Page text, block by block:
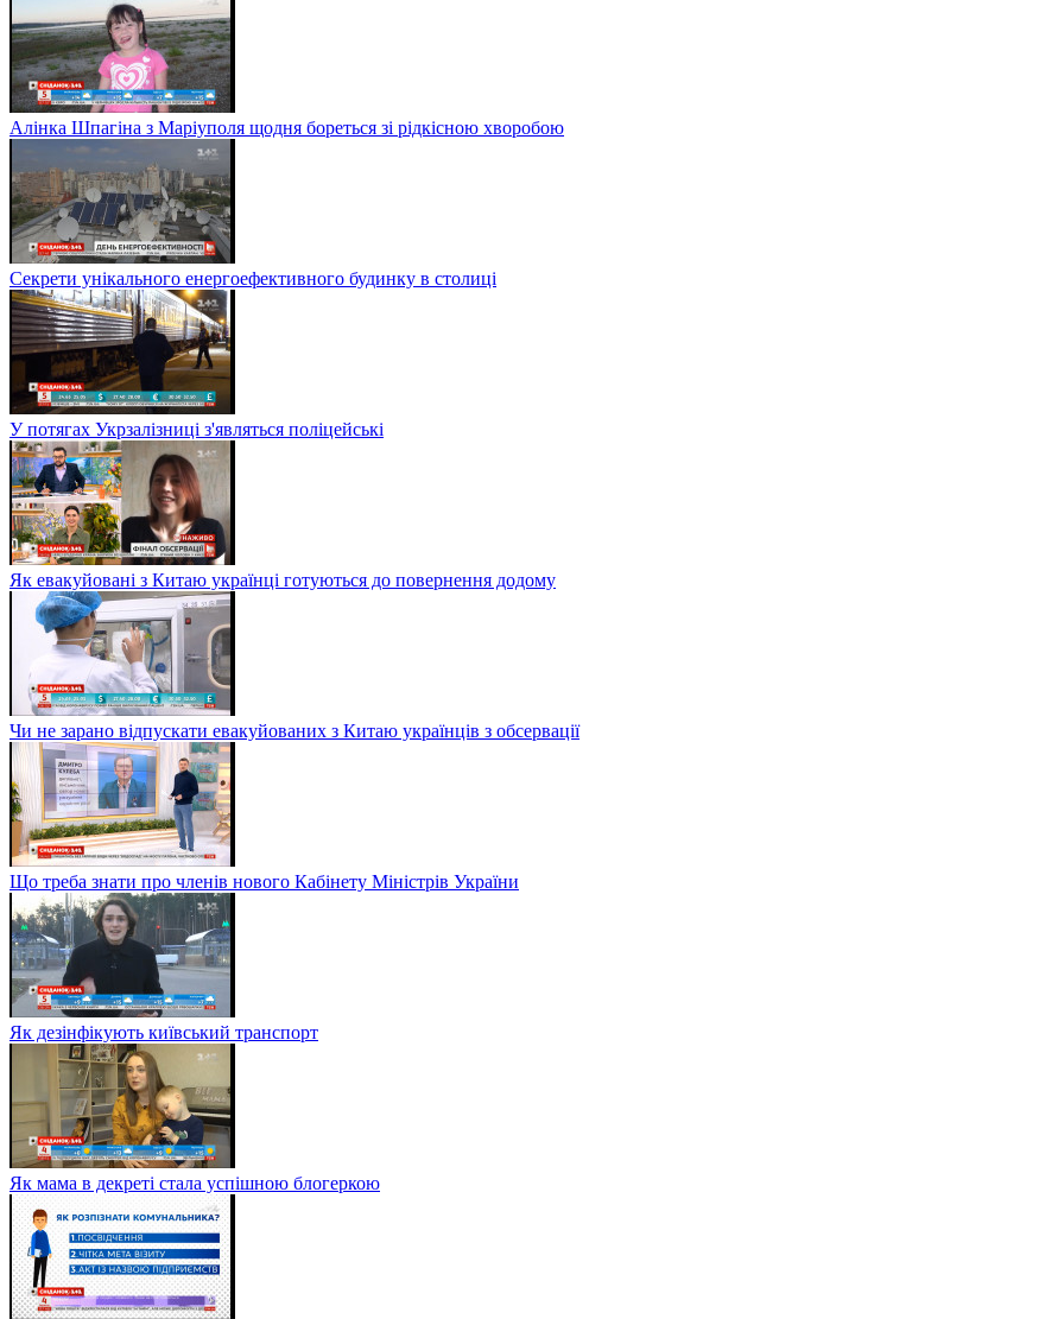
Алінка Шпагіна з Маріуполя щодня бореться зі рідкісною хворобою
Секрети унікального енергоефективного будинку в столиці
У потягах Укрзалізниці з'являться поліцейські
Як евакуйовані з Китаю українці готуються до повернення додому
Чи не зарано відпускати евакуйованих з Китаю українців з обсервації
Що треба знати про членів нового Кабінету Міністрів України
Як дезінфікують київський транспорт
Як мама в декреті стала успішною блогеркою